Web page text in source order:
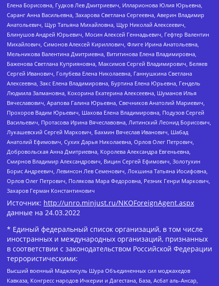
Елена Борисовна, Гудков Лев Дмитриевич, Илларионова Юлия Юрьевна,
Саранг Анна Васильевна, Захарова Светлана Сергеевна, Аверин Владимир
Анатольевич, Щур Татьяна Михайловна, Щур Николай Алексеевич,
Блинушов Андрей Юрьевич, Мосин Алексей Геннадьевич, Гефтер Валентин
Михайлович, Симонов Алексей Кириллович, Флиге Ирина Анатольевна,
Мельникова Валентина Дмитриевна, Вититинова Елена Владимировна,
Баженова Светлана Куприяновна, Максимов Сергей Владимирович, Беляев
Сергей Иванович, Голубева Елена Николаевна, Ганнушкина Светлана
Алексеевна, Закс Елена Владимировна, Буртина Елена Юрьевна, Гендель
Людмила Залмановна, Кокорина Екатерина Алексеевна, Шуманов Илья
Вячеславович, Арапова Галина Юрьевна, Свечников Анатолий Мариевич,
Прохоров Вадим Юрьевич, Шахова Елена Владимировна, Подузов Сергей
Васильевич, Протасова Ирина Вячеславовна, Литинский Леонид Борисович,
Лукашевский Сергей Маркович, Бахмин Вячеслав Иванович, Шабад
Анатолий Ефимович, Сухих Дарья Николаевна, Орлов Олег Петрович,
Добровольская Анна Дмитриевна, Королева Александра Евгеньевна,
Смирнов Владимир Александрович, Вицин Сергей Ефимович, Золотухин
Борис Андреевич, Левинсон Лев Семенович, Локшина Татьяна Иосифовна,
Орлов Олег Петрович, Полякова Мара Федоровна, Резник Генри Маркович,
Захаров Герман Константинович
Источник: http://unro.minjust.ru/NKOForeignAgent.aspx
данные на 24.03.2022
* Единый федеральный список организаций, в том числе
иностранных и международных организаций, признанных
в соответствии с законодательством Российской Федерации
террористическими:
Высший военный Маджлисуль Шура Объединенных сил моджахедов
Кавказа, Конгресс народов Ичкерии и Дагестана, База, Асбат аль-Ансар,